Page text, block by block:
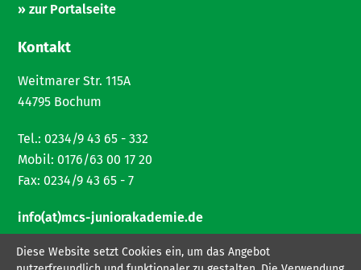
» zur Portalseite
Kontakt
Weitmarer Str. 115A
44795 Bochum
Tel.: 0234/9 43 65 - 332
Mobil: 0176/63 00 17 20
Fax: 0234/9 43 65 - 7
info(at)mcs-juniorakademie.de
» Impressum
Diese Website setzt Cookies ein, um das Angebot